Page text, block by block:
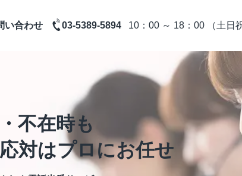
い合わせ 03-5389-5894 10：00 ～ 18：00 （土日
不在時も
対はプロにお任せ